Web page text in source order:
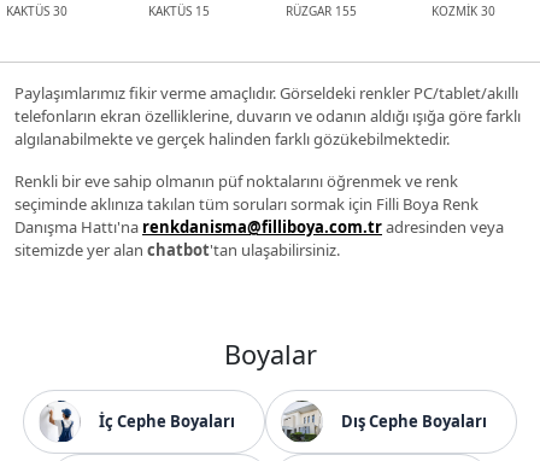
KAKTÜS 30 KAKTÜS 15 RÜZGAR 155 KOZMİK 30
Paylaşımlarımız fikir verme amaçlıdır. Görseldeki renkler PC/tablet/akıllı
telefonların ekran özelliklerine, duvarın ve odanın aldığı ışığa göre farklı
algılanabilmekte ve gerçek halinden farklı gözükebilmektedir.
Renkli bir eve sahip olmanın püf noktalarını öğrenmek ve renk
seçiminde aklınıza takılan tüm soruları sormak için Filli Boya Renk
Danışma Hattı'na renkdanisma@filliboya.com.tradresinden veya
sitemizde yer alan chatbot'tan ulaşabilirsiniz.
Boyalar
İç Cephe Boyaları Dış Cephe Boyaları